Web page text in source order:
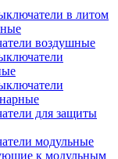
в литом
воздушные
для защиты
модульные
к модульным